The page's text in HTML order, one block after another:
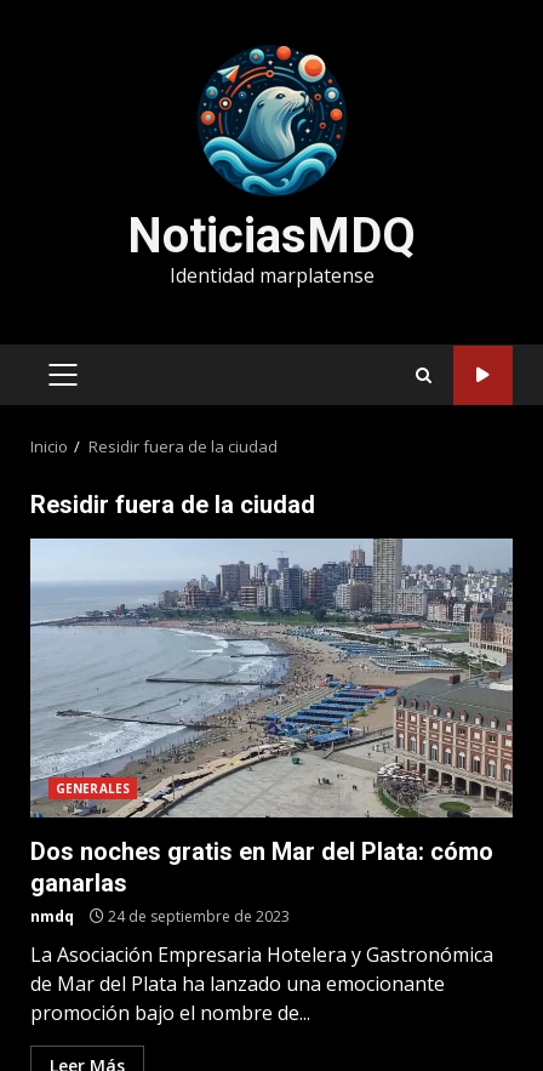
NoticiasMDQ
Identidad marplatense
MENÚ
Inicio Residir fuera de la ciudad
Residir fuera de la ciudad
GENERALES
Dos noches gratis en Mar del Plata: cómo
ganarlas
nmdq 24 de septiembre de 2023
La Asociación Empresaria Hotelera y Gastronómica
de Mar del Plata ha lanzado una emocionante
promoción bajo el nombre de...
Leer Más